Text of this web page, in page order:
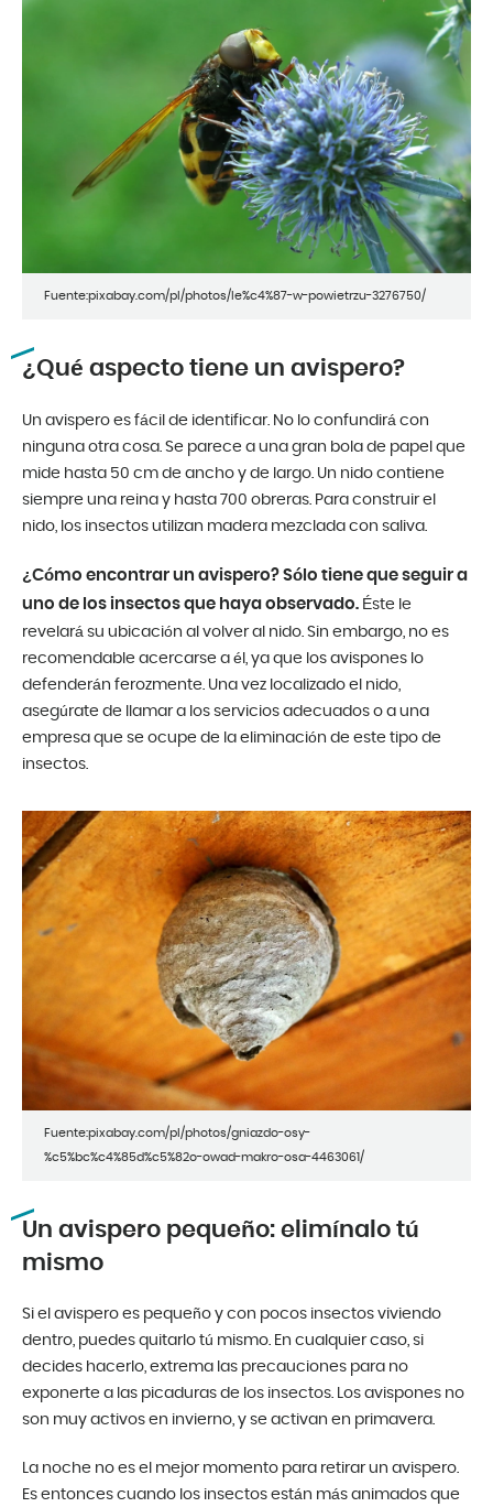
Fuente:pixabay.com/pl/photos/le%c4%87-w-powietrzu-3276750/
¿Qué aspecto tiene un avispero?
Un avispero es fácil de identificar. No lo confundirá con
ninguna otra cosa. Se parece a una gran bola de papel que
mide hasta 50 cm de ancho y de largo. Un nido contiene
siempre una reina y hasta 700 obreras. Para construir el
nido, los insectos utilizan madera mezclada con saliva.
¿Cómo encontrar un avispero? Sólo tiene que seguir a
uno de los insectos que haya observado. Éste le
revelará su ubicación al volver al nido. Sin embargo, no es
recomendable acercarse a él, ya que los avispones lo
defenderán ferozmente. Una vez localizado el nido,
asegúrate de llamar a los servicios adecuados o a una
empresa que se ocupe de la eliminación de este tipo de
insectos.
Fuente:pixabay.com/pl/photos/gniazdo-osy-
%c5%bc%c4%85d%c5%82o-owad-makro-osa-4463061/
Un avispero pequeño: elimínalo tú
mismo
Si el avispero es pequeño y con pocos insectos viviendo
dentro, puedes quitarlo tú mismo. En cualquier caso, si
decides hacerlo, extrema las precauciones para no
exponerte a las picaduras de los insectos. Los avispones no
son muy activos en invierno, y se activan en primavera.
La noche no es el mejor momento para retirar un avispero.
Es entonces cuando los insectos están más animados que